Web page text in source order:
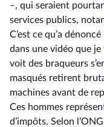
–, qui seraient
services publics,
C’est ce qu’a
dans une vidéo que
voit des braqueurs
masqués retirent
machines avant de
Ces hommes
d’impôts. Selon